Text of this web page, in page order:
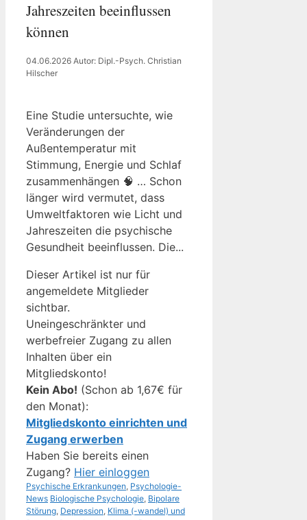
Jahreszeiten beeinflussen
können
04.06.2026 Autor: Dipl.-Psych. Christian
Hilscher
Eine Studie untersuchte, wie
Veränderungen der
Außentemperatur mit
Stimmung, Energie und Schlaf
zusammenhängen 🧠 … Schon
länger wird vermutet, dass
Umweltfaktoren wie Licht und
Jahreszeiten die psychische
Gesundheit beeinflussen. Die...
Dieser Artikel ist nur für
angemeldete Mitglieder
sichtbar.
Uneingeschränkter und
werbefreier Zugang zu allen
Inhalten über ein
Mitgliedskonto!
Kein Abo! (Schon ab 1,67€ für
den Monat):
Mitgliedskonto einrichten und
Zugang erwerben
Haben Sie bereits einen
Zugang? Hier einloggen
Kategorien
Psychische Erkrankungen Psychologie-
News Schlagwörter
Biologische Psychologie Bipolare
Störung Depression Klima (-wandel) und